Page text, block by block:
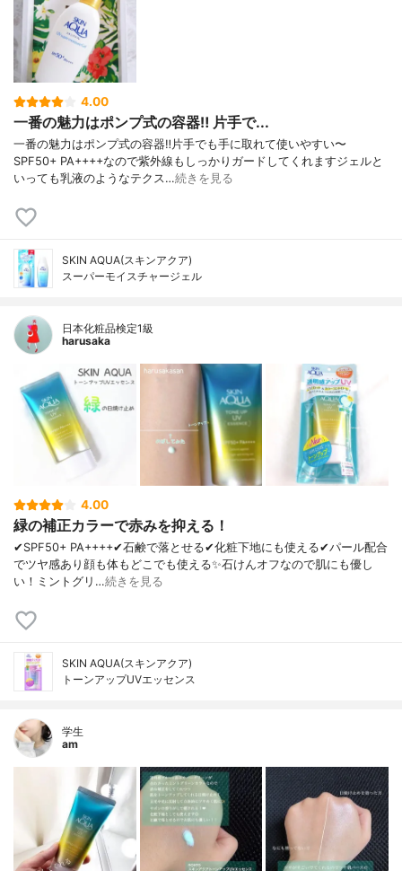
4.00
一番の魅力はポンプ式の容器‼️ 片手で...
一番の魅力はポンプ式の容器‼️片手でも手に取れて使いやすい〜
SPF50+ PA++++なので紫外線もしっかりガードしてくれますジェルと
いっても乳液のようなテクス…続きを見る
SKIN AQUA(スキンアクア)
スーパーモイスチャージェル
日本化粧品検定1級
harusaka
4.00
緑の補正カラーで赤みを抑える！
✔︎SPF50+ PA++++✔︎石鹸で落とせる✔︎化粧下地にも使える✔︎パール配合
でツヤ感あり顔も体もどこでも使える✨石けんオフなので肌にも優し
い！ミントグリ…続きを見る
SKIN AQUA(スキンアクア)
トーンアップUVエッセンス
学生
am